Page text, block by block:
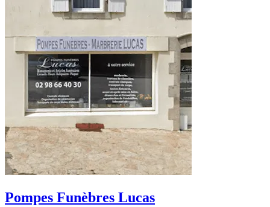
Pompes Funèbres Lucas